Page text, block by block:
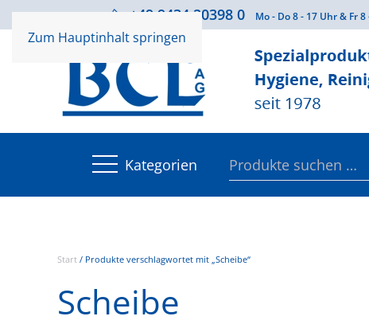
Zum Hauptinhalt springen
Beratung +49 9434 20398 0 Mo - Do 8 - 17 Uhr & Fr
Kategorien
Suchen
nach:
Start / Produkte verschlagwortet mit „Scheibe“
Scheibe